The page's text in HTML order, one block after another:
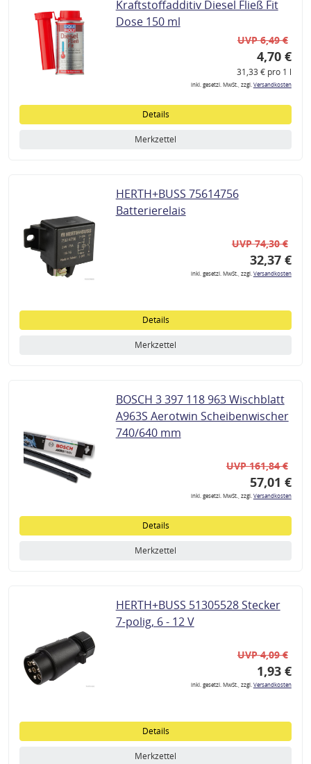
Kraftstoffadditiv Diesel Fließ Fit
Dose 150 ml
UVP 6,49 €
4,70 €
31,33 € pro 1 l
inkl. gesetzl. MwSt., zzgl.Versandkosten
Details
Merkzettel
HERTH+BUSS 75614756
Batterierelais
UVP 74,30 €
32,37 €
inkl. gesetzl. MwSt., zzgl.Versandkosten
Details
Merkzettel
BOSCH 3 397 118 963 Wischblatt
A963S Aerotwin Scheibenwischer
740/640 mm
UVP 161,84 €
57,01 €
inkl. gesetzl. MwSt., zzgl.Versandkosten
Details
Merkzettel
HERTH+BUSS 51305528 Stecker
7-polig, 6 - 12 V
UVP 4,09 €
1,93 €
inkl. gesetzl. MwSt., zzgl.Versandkosten
Details
Merkzettel